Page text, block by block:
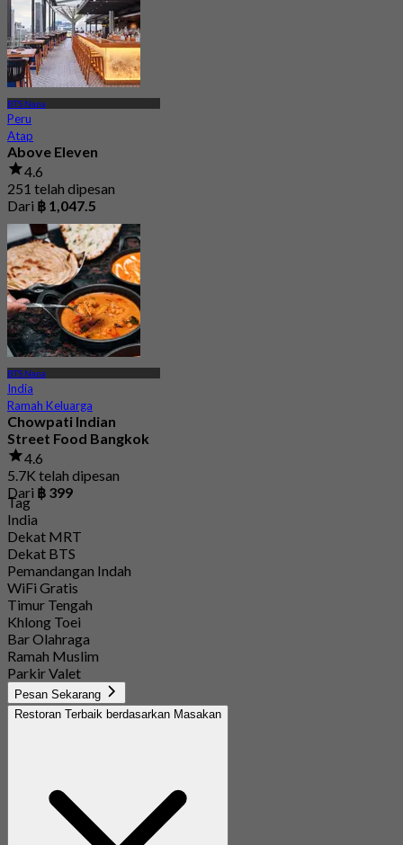
BTS Nana
Peru
Atap
Above Eleven
4.6
251 telah dipesan
Dari ฿ 1,047.5
BTS Nana
India
Ramah Keluarga
Chowpati Indian
Street Food Bangkok
4.6
5.7K telah dipesan
Dari ฿ 399
Tag
India
Dekat MRT
Dekat BTS
Pemandangan Indah
WiFi Gratis
Timur Tengah
Khlong Toei
Bar Olahraga
Ramah Muslim
Parkir Valet
Pesan Sekarang
Restoran Terbaik berdasarkan Masakan